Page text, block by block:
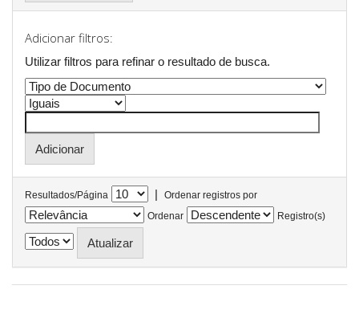
Adicionar filtros:
Utilizar filtros para refinar o resultado de busca.
Resultados/Página |
Ordenar registros por
Ordenar
Registro(s)